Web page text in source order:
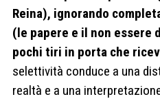
Reina), ignorando
(le papere e il non essere
pochi tiri in porta che
selettività conduce a una
realtà e a una